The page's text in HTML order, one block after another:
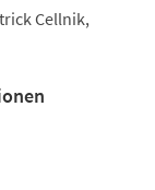
Cellnik,